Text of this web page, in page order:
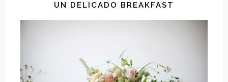
UN DELICADO BREAKFAST